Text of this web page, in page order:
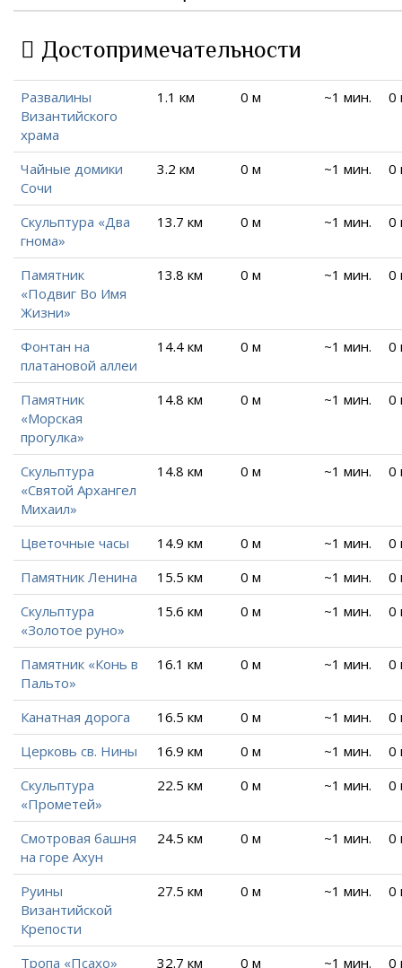
Достопримечательности
Развалины
Византийского
храма
1.1 км 0 м ~1 мин. 0
Чайные домики
Сочи
3.2 км 0 м ~1 мин. 0
Скульптура «Два
гнома»
13.7 км 0 м ~1 мин. 0
Памятник
«Подвиг Во Имя
Жизни»
13.8 км 0 м ~1 мин. 0
Фонтан на
платановой аллеи
14.4 км 0 м ~1 мин. 0
Памятник
«Морская
прогулка»
14.8 км 0 м ~1 мин. 0
Скульптура
«Святой Архангел
Михаил»
14.8 км 0 м ~1 мин. 0
Цветочные часы 14.9 км 0 м ~1 мин.
0
Памятник Ленина
15.5 км 0 м ~1 мин.
0
Скульптура
«Золотое руно»
15.6 км 0 м ~1 мин. 0
Памятник «Конь в
Пальто»
16.1 км 0 м ~1 мин. 0
Канатная дорога 16.5 км 0 м ~1 мин.
0
Церковь св. Нины
16.9 км 0 м ~1 мин.
0
Скульптура
«Прометей»
22.5 км 0 м ~1 мин. 0
Смотровая башня
на горе Ахун
24.5 км 0 м ~1 мин. 0
Руины
Византийской
Крепости
27.5 км 0 м ~1 мин. 0
Тропа «Псахо» 32.7 км 0 м ~1 мин.
0